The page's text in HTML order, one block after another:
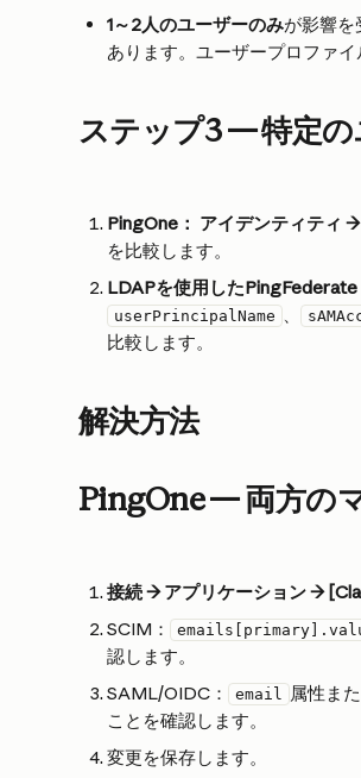
1～2人のユーザーのみが影響
あります。ユーザープロファイ
ステップ3 — 特定
PingOne： アイデンティティ
を比較します。
LDAPを使用したPingFederate
userPrincipalName 、
比較します。
解決方法
PingOne — 両方の
接続 → アプリケーション →
SCIM：
認します。
SAML/OIDC：
email 属性ま
ことを確認します。
変更を保存します。